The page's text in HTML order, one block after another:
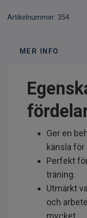
Artikelnummer: 354
MER INFO
Ger en
känsla
Perfekt
träning.
Utmärkt
och